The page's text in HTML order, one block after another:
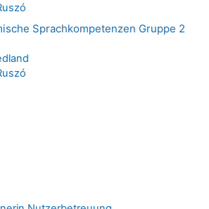
Sprachkompetenzen Gruppe 2